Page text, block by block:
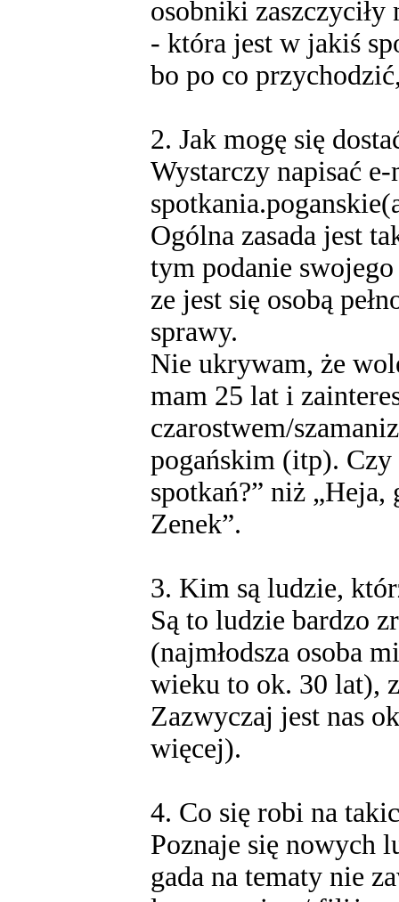
osobniki zaszczyciły
- która jest w jakiś
bo po co
2. Jak mogę się
Wystarczy napisać
Ogólna zasada jest
tym podanie
ze jest się osobą
sprawy.
Nie ukrywam, że
mam 25 lat i
czarostwem/
pogańskim (itp). Czy
spotkań?” niż „Heja,
Zenek”.
3. Kim są ludzie,
Są to ludzie bardzo
(najmłodsza osoba
wieku to ok. 30 lat),
Zazwyczaj jest nas
więcej).
4. Co się robi na
Poznaje się nowych
gada na tematy nie